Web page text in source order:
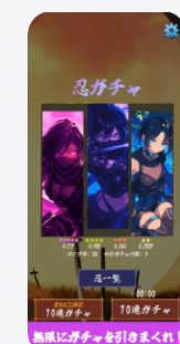
iPad
Vision
Watch
TV